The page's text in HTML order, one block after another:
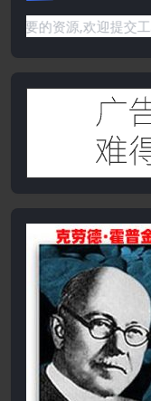
你需要的资源,欢迎